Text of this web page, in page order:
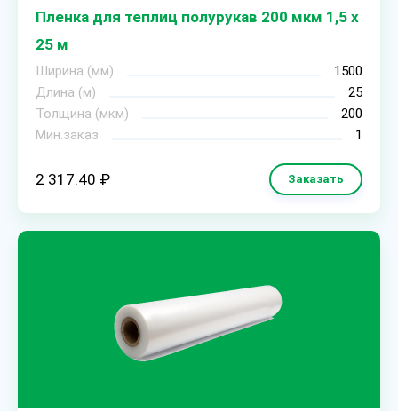
Пленка для теплиц полурукав 200 мкм 1,5 х
25 м
Ширина (мм)
1500
Длина (м)
25
Толщина (мкм)
200
Мин.заказ
1
2 317.40 ₽ Заказать